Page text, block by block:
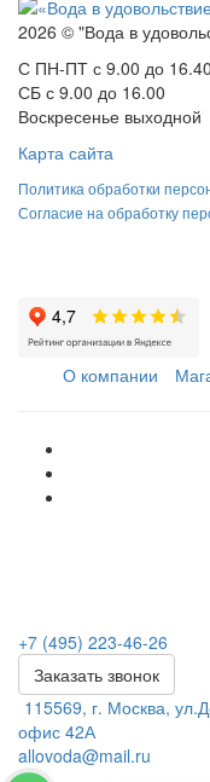
2026 © "Вода в
С ПН-ПТ с 9.00 до
СБ с 9.00 до 16.00
Воскресенье выходной
Карта сайта
Политика обработки
Согласие на обработку
О компании
+7 (495) 223-46-26
Заказать звонок
115569, г. Москва,
офис 42А
allovoda@mail.ru